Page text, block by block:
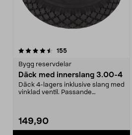
155recensioner
Bygg reservdelar
Däck med innerslang 3.00-4
Däck 4-lagers inklusive slang med
vinklad ventil. Passande
149,90
4.5 av 5 stjärnor